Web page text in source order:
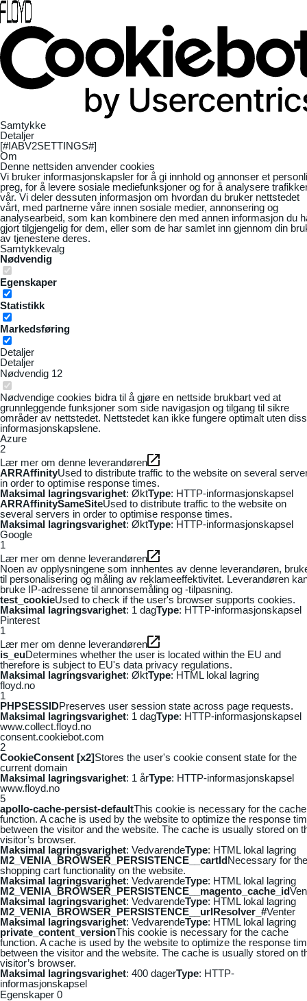
Samtykke
Detaljer
[#IABV2SETTINGS#]
Om
Denne nettsiden anvender cookies
Vi bruker informasjonskapsler for å gi innhold og annonser et
preg, for å levere sosiale mediefunksjoner og for å analysere
vår. Vi deler dessuten informasjon om hvordan du bruker nettstedet
vårt, med partnerne våre innen sosiale medier, annonsering og
analysearbeid, som kan kombinere den med annen informasjon du
gjort tilgjengelig for dem, eller som de har samlet inn gjennom din
av tjenestene deres.
Samtykkevalg
Nødvendig
Egenskaper
Statistikk
Markedsføring
Detaljer
Detaljer
Nødvendig 12
Nødvendige cookies bidra til å gjøre en nettside brukbart ved at
grunnleggende funksjoner som side navigasjon og tilgang til sikre
områder av nettstedet. Nettstedet kan ikke fungere optimalt uten
informasjonskapslene.
Azure
2
Lær mer om denne leverandøren
ARRAffinityUsed to distribute traffic to the website on several
in order to optimise response times.
Maksimal lagringsvarighet: ØktType: HTTP-informasjonskapsel
ARRAffinitySameSiteUsed to distribute traffic to the website on
several servers in order to optimise response times.
Maksimal lagringsvarighet: ØktType: HTTP-informasjonskapsel
Google
1
Lær mer om denne leverandøren
Noen av opplysningene som innhentes av denne leverandøren,
til personalisering og måling av reklameeffektivitet. Leverandøren
bruke IP-adressene til annonsemåling og -tilpasning.
test_cookieUsed to check if the user's browser supports cookies.
Maksimal lagringsvarighet: 1 dagType: HTTP-informasjonskapsel
Pinterest
1
Lær mer om denne leverandøren
is_euDetermines whether the user is located within the EU and
therefore is subject to EU's data privacy regulations.
Maksimal lagringsvarighet: ØktType: HTML lokal lagring
floyd.no
1
PHPSESSIDPreserves user session state across page requests.
Maksimal lagringsvarighet: 1 dagType: HTTP-informasjonskapsel
www.collect.floyd.no
consent.cookiebot.com
2
CookieConsent [x2]Stores the user's cookie consent state for the
current domain
Maksimal lagringsvarighet: 1 årType: HTTP-informasjonskapsel
www.floyd.no
5
apollo-cache-persist-defaultThis cookie is necessary for the cache
function. A cache is used by the website to optimize the response
between the visitor and the website. The cache is usually stored on
visitor’s browser.
Maksimal lagringsvarighet: VedvarendeType: HTML lokal lagring
M2_VENIA_BROWSER_PERSISTENCE__cartIdNecessary for the
shopping cart functionality on the website.
Maksimal lagringsvarighet: VedvarendeType: HTML lokal lagring
M2_VENIA_BROWSER_PERSISTENCE__magento_cache_id
Maksimal lagringsvarighet: VedvarendeType: HTML lokal lagring
M2_VENIA_BROWSER_PERSISTENCE__urlResolver_#Venter
Maksimal lagringsvarighet: VedvarendeType: HTML lokal lagring
private_content_versionThis cookie is necessary for the cache
function. A cache is used by the website to optimize the response
between the visitor and the website. The cache is usually stored on
visitor’s browser.
Maksimal lagringsvarighet: 400 dagerType: HTTP-
informasjonskapsel
Egenskaper 0